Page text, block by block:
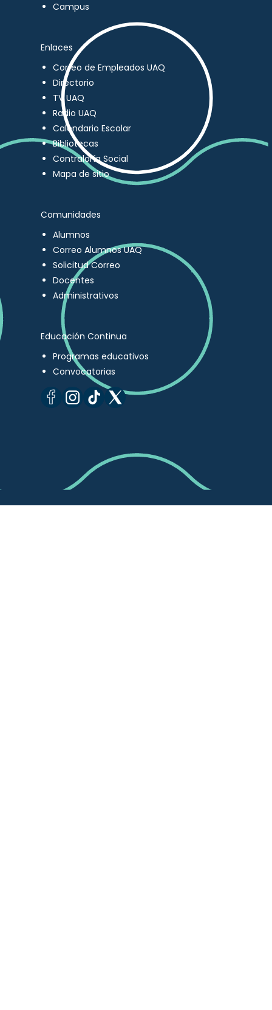
Campus
Enlaces
Correo de Empleados UAQ
Directorio
TV UAQ
Radio UAQ
Calendario Escolar
Bibliotecas
Contraloría Social
Mapa de sitio
Comunidades
Alumnos
Correo Alumnos UAQ
Solicitud Correo
Docentes
Administrativos
Educación Continua
Programas educativos
Convocatorias